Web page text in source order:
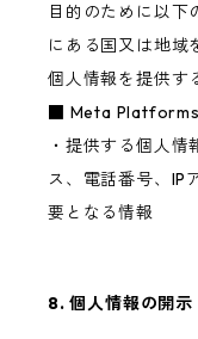
目的のために以下
にある国又は地域
個人情報を提供す
■ Meta Platforms,
・提供する個人
ス、電話番号、IP
要となる情報
8. 個人情報の開示